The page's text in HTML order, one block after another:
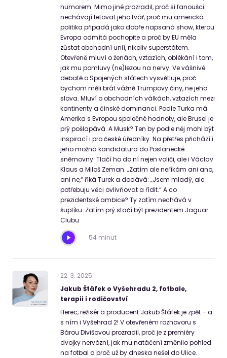
humorem. Mimo jiné prozradil, proč si fanoušci
nechávají tetovat jeho tvář, proč mu americká
politika připadá jako dobře napsaná show, kterou
Evropa odmítá pochopite a proč by EU měla
zůstat obchodní unií, nikoliv superstátem.
Otevřeně mluví o ženách, vztazích, oblékání i tom,
jak mu pomluvy (ne)lezou na nervy. Ve vášnivé
debatě o Spojených státech vysvětluje, proč
bychom měli brát vážně Trumpovy činy, ne jeho
slova. Mluví o obchodních válkách, vztazích mezi
kontinenty a čínské dominanci. Podle Turka má
Amerika s Evropou společné hodnoty, ale Brusel je
prý pošlapává. A Musk? Ten by podle něj mohl být
inspirací i pro české úředníky. Na přetřes přichází i
jeho možná kandidatura do Poslanecké
sněmovny. Tlačí ho do ní nejen voliči, ale i Václav
Klaus a Miloš Zeman. „Zatím ale neříkám ani ano,
ani ne,“ říká Turek a dodává: „Jsem mladý, ale
potřebuju věci ovlivňovat a řídit.“ A co
prezidentské ambice? Ty zatím nechává v
šuplíku. Zatím prý stačí být prezidentem Jaguar
Clubu.
54 minut
22. 3. 2025
Jakub Štáfek o Vyšehradu 2, fotbale,
terapii i rodičovství
Herec, režisér a producent Jakub Štáfek je zpět – a
s ním i Vyšehrad 2! V otevřeném rozhovoru s
Bárou Divišovou prozradil, proč je z premiéry
dvojky nervózní, jak mu natáčení změnilo pohled
na fotbal a proč už by dneska nešel do Ulice.